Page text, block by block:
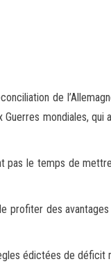
de
mondiales, qui
pas le temps de
des avantages
édictées de déficit